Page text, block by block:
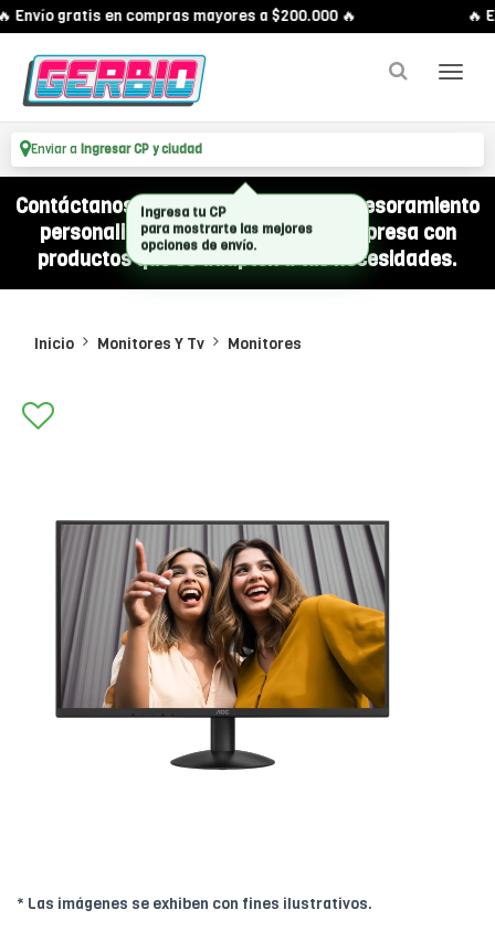
Envío gratis en compras mayores a $200.000 🔥 🔥
Enviar a Ingresar CP y ciudad
Contáctanos por WhatsApp y recibí asesoramiento
personalizado para equipar a tu empresa con
productos que se adapten a tus necesidades.
Inicio Monitores Y Tv Monitores
* Las imágenes se exhiben con fines ilustrativos.